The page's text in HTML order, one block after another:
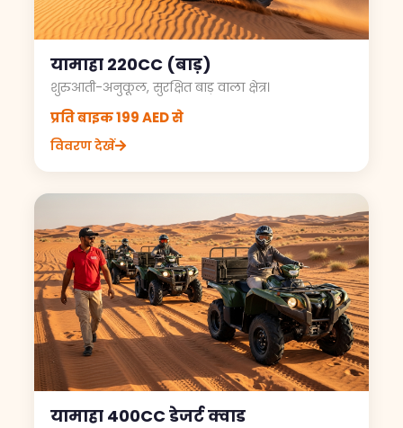
यामाहा 220CC (बाड़)
शुरुआती-अनुकूल, सुरक्षित बाड़ वाला क्षेत्र।
प्रति बाइक 199 AED से
विवरण देखें
यामाहा 400CC डेजर्ट क्वाड